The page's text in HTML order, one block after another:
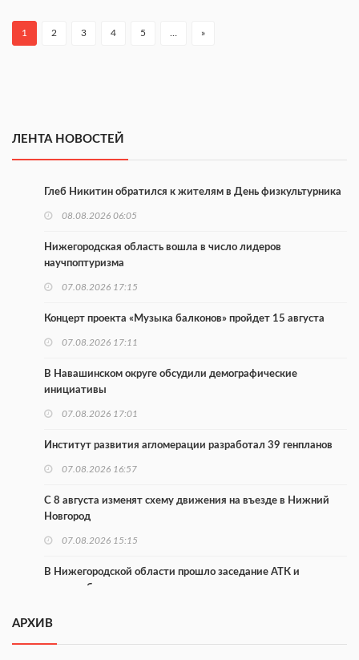
1 2 3 4 5 »
ЛЕНТА НОВОСТЕЙ
Глеб Никитин обратился к жителям в День физкультурника
08.08.2026 06:05
Нижегородская область вошла в число лидеров
научпоптуризма
07.08.2026 17:15
Концерт проекта «Музыка балконов» пройдет 15 августа
07.08.2026 17:11
В Навашинском округе обсудили демографические
инициативы
07.08.2026 17:01
Институт развития агломерации разработал 39 генпланов
07.08.2026 16:57
С 8 августа изменят схему движения на въезде в Нижний
Новгород
07.08.2026 15:15
В Нижегородской области прошло заседание АТК и
оперштаба
В Чкаловске спустили на воду «Метеор-120Р»
АРХИВ